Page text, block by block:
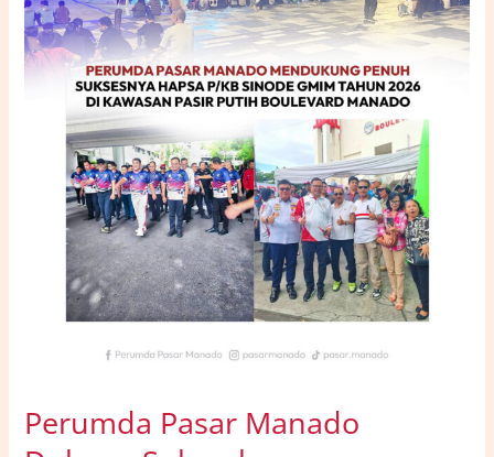
Perumda Pasar Manado
P/KB
Sinode
GMIM
Kawasan
Boulevard